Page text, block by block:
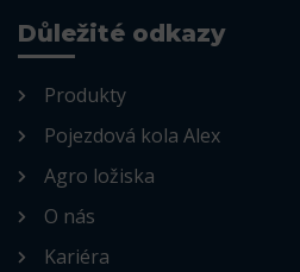
Důležité odkazy
Produkty
Pojezdová kola Alex
Agro ložiska
O nás
Kariéra